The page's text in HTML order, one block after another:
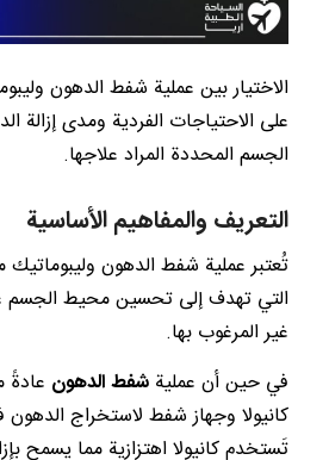
الاختيار بين عملية شفط الدهون
على الاحتياجات الفردية ومدى إزالة
الجسم المحددة المراد علاجها.
التعريف والمفاهيم الأساسية
تُعتبر عملية شفط الدهون وليبوماتيك
التي تهدف إلى تحسين محيط الجسم
غير المرغوب بها.
في حين أن عملية شفط الدهون
كانيولا وجهاز شفط لاستخراج الدهون
تَستخدم كانيولا اهتزازية مما يسمح